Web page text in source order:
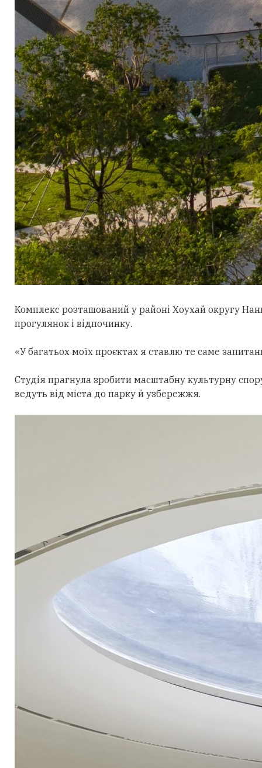
Комплекс розташований у районі Хоухай округу
прогулянок і відпочинку.
«У багатьох моїх проєктах я ставлю те саме
Студія прагнула зробити масштабну культурну
ведуть від міста до парку й узбережжя.